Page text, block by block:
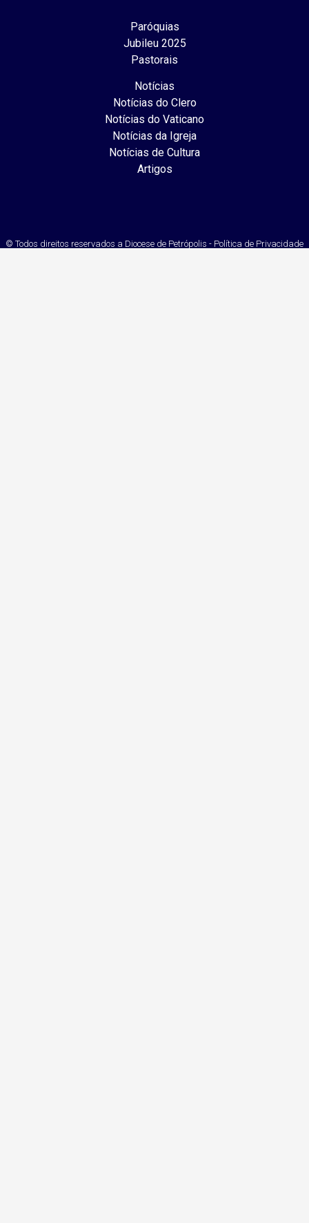
Paróquias
Jubileu 2025
Pastorais
Notícias
Notícias do Clero
Notícias do Vaticano
Notícias da Igreja
Notícias de Cultura
Artigos
© Todos direitos reservados a Diocese de Petrópolis - Política de Privacidade